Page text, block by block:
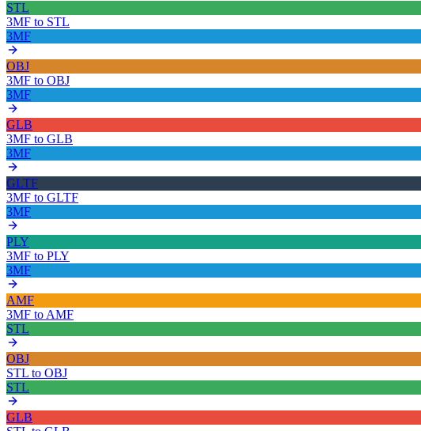
STL
3MF to STL
3MF
OBJ
3MF to OBJ
3MF
GLB
3MF to GLB
3MF
GLTF
3MF to GLTF
3MF
PLY
3MF to PLY
3MF
AMF
3MF to AMF
STL
OBJ
STL to OBJ
STL
GLB